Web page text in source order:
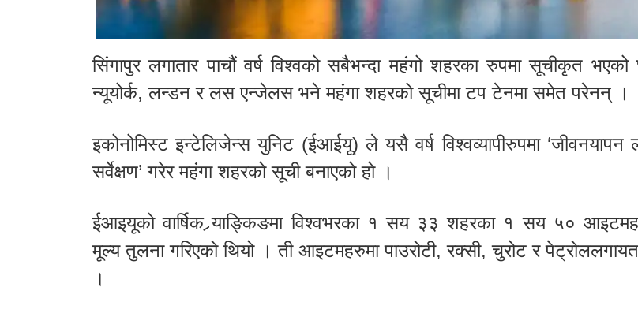
सिंगापुर लगातार पाचौं वर्ष विश्वको सबैभन्दा महंगो शहरका रुपमा सूचीकृत
न्यूयोर्क, लन्डन र लस एन्जेलस भने महंगा शहरको सूचीमा टप टेनमा समेत परेनन् ।
इकोनोमिस्ट इन्टेलिजेन्स युनिट (ईआईयू) ले यसै वर्ष विश्वव्यापीरुपमा ‘जीवनयापन
सर्वेक्षण’ गरेर महंगा शहरको सूची बनाएको हो ।
ईआइयूको वार्षिक र्‍याङ्किङमा विश्वभरका १ सय ३३ शहरका १ सय ५०
मूल्य तुलना गरिएको थियो । ती आइटमहरुमा पाउरोटी, रक्सी, चुरोट र
।